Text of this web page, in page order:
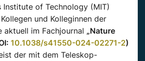
Institute of Technology (MIT)
und Kolleginnen der
aktuell im Fachjournal „Nature
10.1038/s41550-024-02271-2)
der mit dem Teleskop-